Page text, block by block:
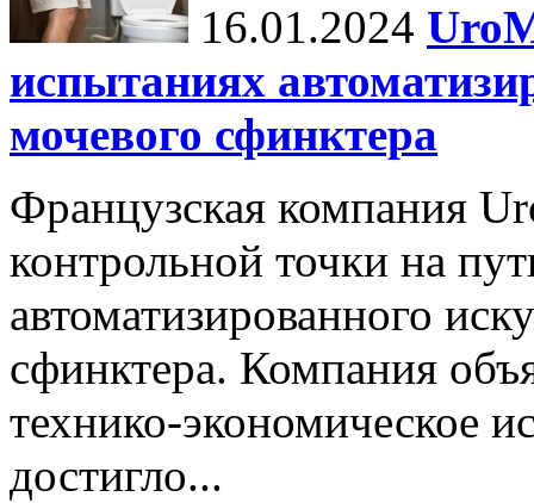
16.01.2024
испытаниях
мочевого сфинктера
Французская компания
контрольной точки на
автоматизированного
сфинктера. Компания
технико-экономическое
достигло...